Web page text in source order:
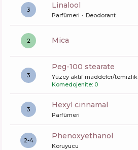
3 linalool
Parfümeri Deodorant
2 mica
3
peg-100 stearate
Yüzey aktif maddeler/temizlik
Komedojenite: 0
3 hexyl cinnamal
Parfümeri
2-4 phenoxyethanol
Koruyucu